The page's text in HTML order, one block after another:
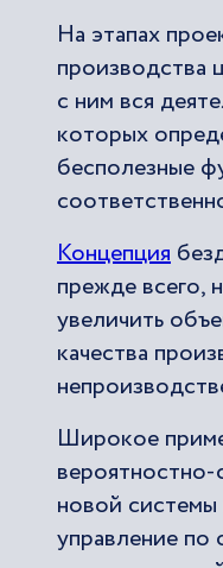
На этапах
производства
с ним вся
которых
бесполезные
Концепция
прежде всего,
увеличить
качества
Широкое
новой системы
управление по